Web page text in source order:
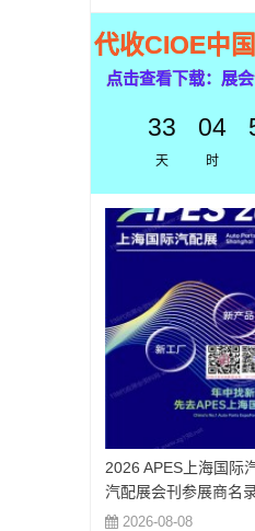
代收CIOE中
点击查看下载：展
33
天
04
时
2026 APES上海国际
汽配展会刊参展商名
2026-08-08